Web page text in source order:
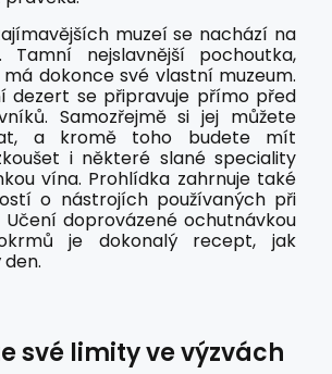
muzeí se nachází na
Tamní nejslavnější pochoutka,
má dokonce své vlastní muzeum.
dezert se připravuje přímo před
Samozřejmě si jej můžete
a kromě toho budete mít
i některé slané speciality
vína. Prohlídka zahrnuje také
o nástrojích používaných při
doprovázené ochutnávkou
je dokonalý recept, jak
své limity ve výzvách